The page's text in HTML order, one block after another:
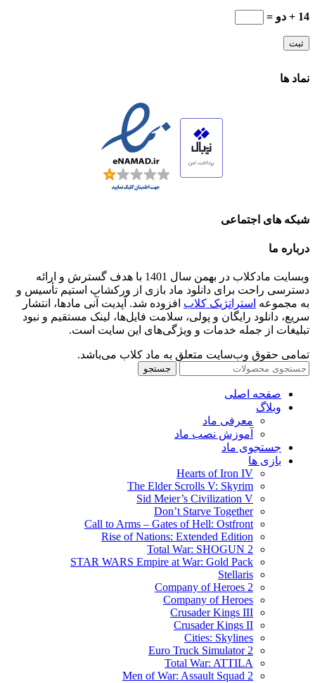
14 + دو =
نماد ها
شبکه های اجتماعی
درباره ما
وبسایت مادکلاب در بهمن سال 1401 با هدف گسترش و ارائه
دسترسی راحت برای دانلود ماد بازی از ورکشاپ استیم تأسیس و
به مجموعه استراتژیک کلاب افزوده شد. آپدیت آنی مادها، انتشار
سریع، دانلود رایگان و پولی، سلامت فایل‌ها، لینک مستقیم و نبود
تبلیغات از جمله خدمات و ویژگی‌های این سایت است.
تمامی حقوق وب‌سایت متعلق به ماد کلاب می‌باشد.
جستجو
صفحه اصلی
وبلاگ
معرفی ماد
آموزش نصب ماد
جستجوی ماد
بازی ها
Hearts of Iron IV
The Elder Scrolls V: Skyrim
Sid Meier’s Civilization V
Don’t Starve Together
Call to Arms – Gates of Hell: Ostfront
Rise of Nations: Extended Edition
Total War: SHOGUN 2
STAR WARS Empire at War: Gold Pack
Stellaris
Company of Heroes 2
Company of Heroes
Crusader Kings III
Crusader Kings II
Cities: Skylines
Euro Truck Simulator 2
Total War: ATTILA
Men of War: Assault Squad 2